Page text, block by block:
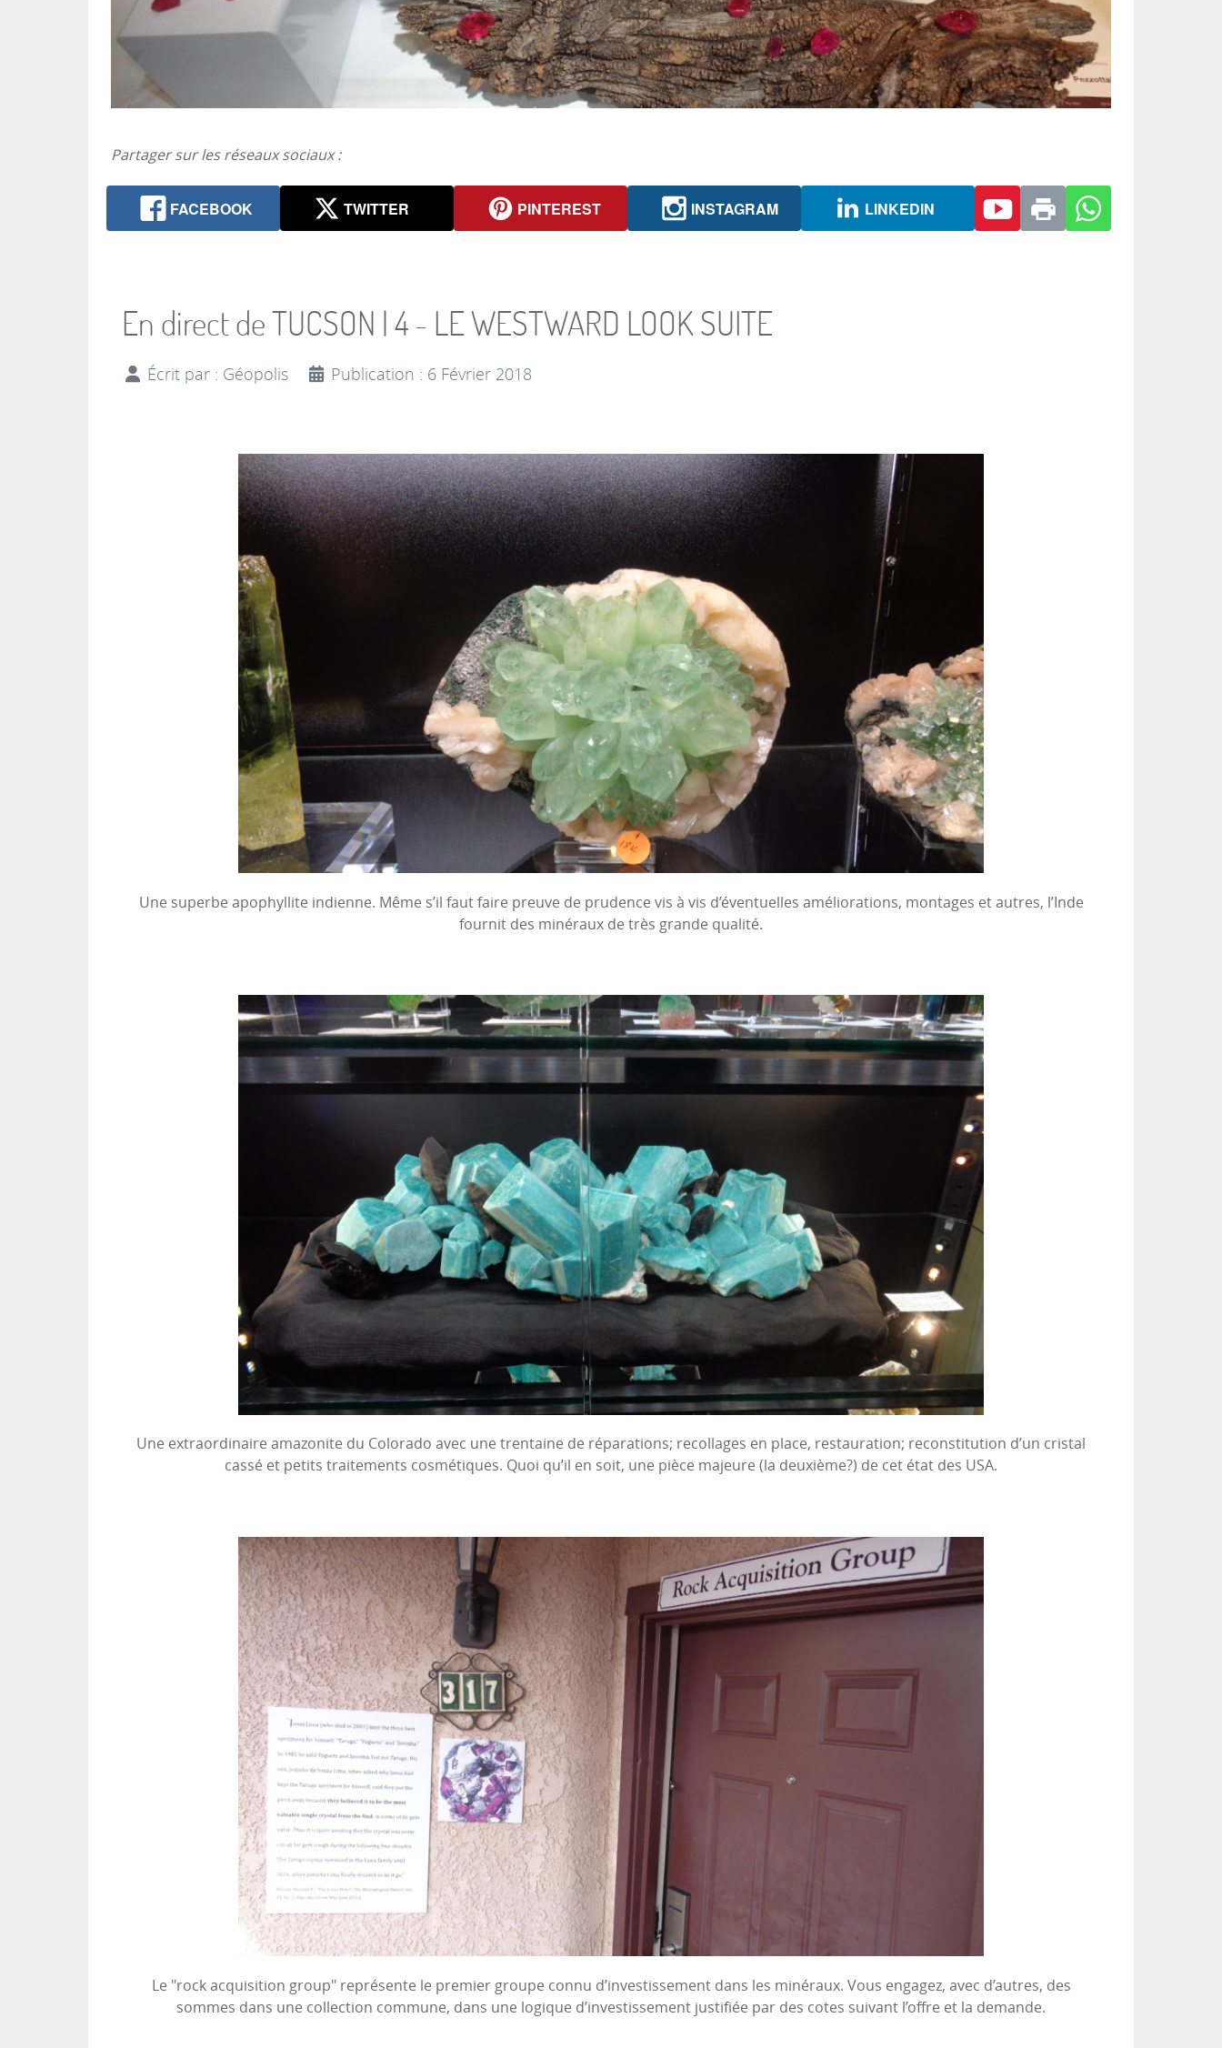
Partager sur les réseaux sociaux :
FACEBOOK TWITTER PINTEREST INSTAGRAM LINKEDIN
En direct de TUCSON | 4 - LE WESTWARD LOOK SUITE
Écrit par : Géopolis Publication : 6 Février 2018
Une superbe apophyllite indienne. Même s’il faut faire preuve de prudence vis à vis d’éventuelles améliorations, montages et autres, l’Inde
fournit des minéraux de très grande qualité.
Une extraordinaire amazonite du Colorado avec une trentaine de réparations; recollages en place, restauration; reconstitution d’un cristal
cassé et petits traitements cosmétiques. Quoi qu’il en soit, une pièce majeure (la deuxième?) de cet état des USA.
Le "rock acquisition group" représente le premier groupe connu d’investissement dans les minéraux. Vous engagez, avec d’autres, des
sommes dans une collection commune, dans une logique d’investissement justifiée par des cotes suivant l’offre et la demande.